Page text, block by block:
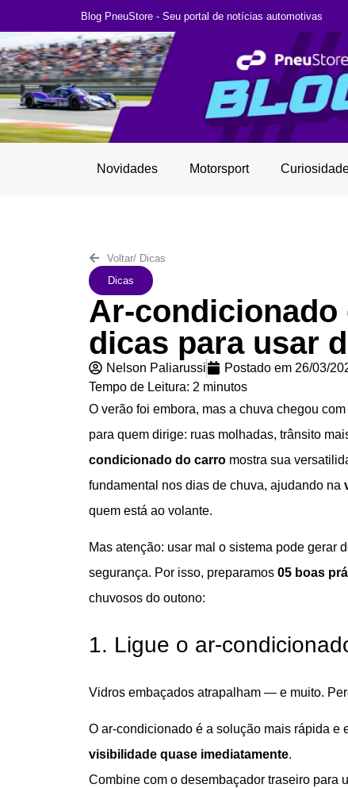
Blog PneuStore - Seu portal de notícias automotivas
Novidades Motorsport
Voltar/ Dicas
Dicas
Ar-condicionado
dicas para usar
Nelson Paliarussi Postado em 26/03/
Tempo de Leitura: 2 minutos
O verão foi embora, mas a chuva chegou
para quem dirige: ruas molhadas, trânsito
condicionado do carro mostra sua
fundamental nos dias de chuva, ajudando na
quem está ao volante.
Mas atenção: usar mal o sistema pode gerar
segurança. Por isso, preparamos 05 boas
chuvosos do outono:
1. Ligue o ar-
Vidros embaçados atrapalham — e muito.
O ar-condicionado é a solução mais rápida e
visibilidade quase imediatamente.
Combine com o desembaçador traseiro para